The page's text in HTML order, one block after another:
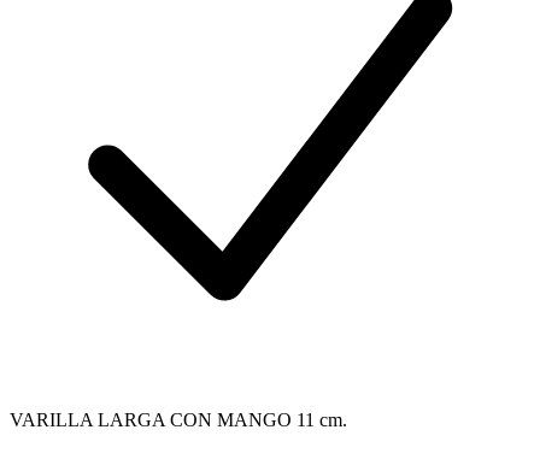
VARILLA LARGA CON MANGO 11 cm.